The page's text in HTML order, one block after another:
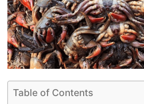
Table of Contents